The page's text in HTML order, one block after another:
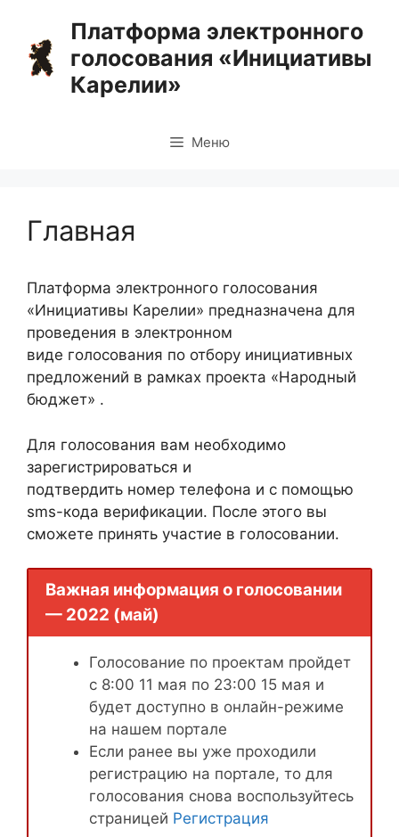
содержимому
Платформа электронного
голосования «Инициативы
Карелии»
Меню
Главная
Платформа электронного голосования
«Инициативы Карелии» предназначена для
проведения в электронном
виде голосования по отбору инициативных
предложений в рамках проекта «Народный
бюджет» .
Для голосования вам необходимо
зарегистрироваться и
подтвердить номер телефона и с помощью
sms-кода верификации. После этого вы
сможете принять участие в голосовании.
Важная информация о голосовании
— 2022 (май)
Голосование по проектам пройдет
с 8:00 11 мая по 23:00 15 мая и
будет доступно в онлайн-режиме
на нашем портале
Если ранее вы уже проходили
регистрацию на портале, то для
голосования снова воспользуйтесь
страницей Регистрация